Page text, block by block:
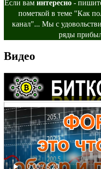
Если вам интересно -
пометкой в теме "Как
канал"... Мы с
ряды
Видео